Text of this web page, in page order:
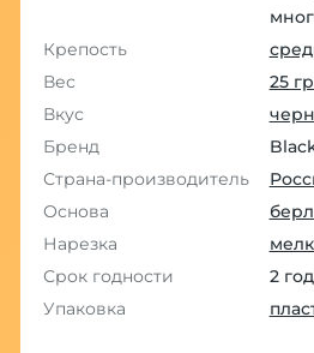
Крепость
Вес
25
Вкус
Бренд
Страна-производитель
Основа
Нарезка
Срок годности
2
Упаковка